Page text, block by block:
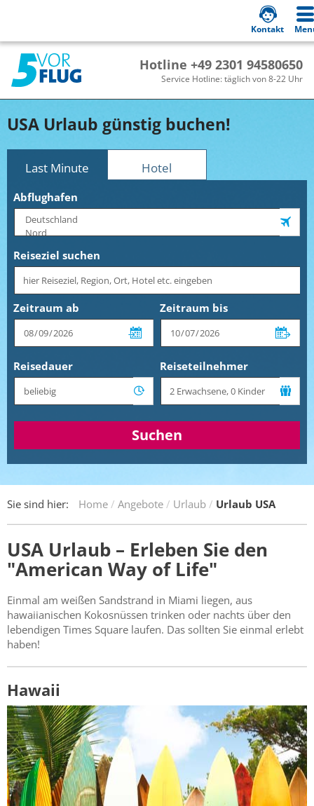
Hotline +49 2301 94580650
Service Hotline: täglich von 8-22 Uhr
Kontakt
USA Urlaub günstig buchen!
Last Minute Hotel
Abflughafen
Reiseziel suchen
Zeitraum ab Zeitraum bis
Reisedauer Reiseteilnehmer
Suchen
Sie sind hier: Home Angebote Urlaub Urlaub USA
USA Urlaub – Erleben Sie den
"American Way of Life"
Einmal am weißen Sandstrand in Miami liegen, aus
hawaiianischen Kokosnüssen trinken oder nachts über den
lebendigen Times Square laufen. Das sollten Sie einmal erlebt
haben!
Hawaii